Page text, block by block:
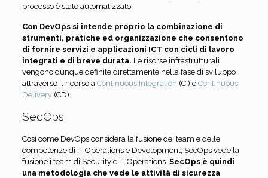
processo è stato automatizzato.
Con DevOps si intende proprio la combinazione di
strumenti, pratiche ed organizzazione che consentono
di fornire servizi e applicazioni ICT con cicli di lavoro
integrati e di breve durata. Le risorse infrastrutturali
vengono dunque definite direttamente nella fase di sviluppo
attraverso il ricorso a Continuous Integration (CI) eContinuous
Delivery(CD).
SecOps
Così come DevOps considera la fusione dei team e delle
competenze di IT Operations e Development, SecOps vede la
fusione i team di Security e IT Operations. SecOps è quindi
una metodologia che vede le attività di sicurezza